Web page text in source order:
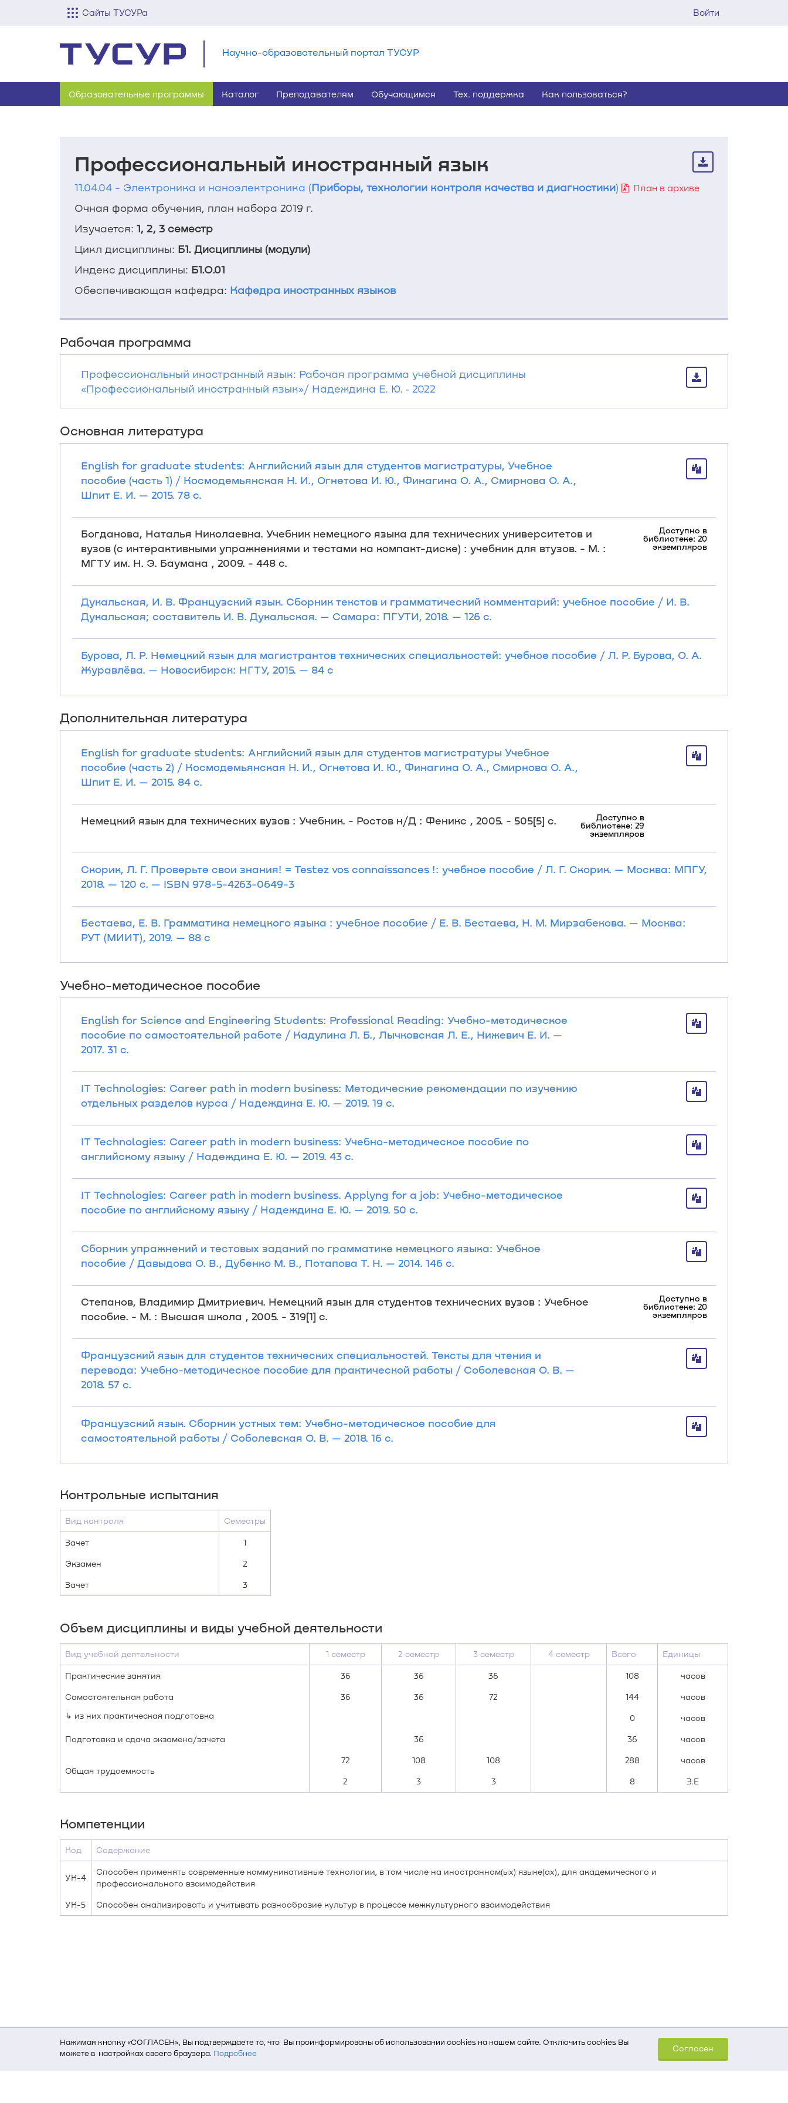
Сайты ТУСУРа Войти
Научно-образовательный портал ТУСУР
Образовательные программы Каталог Преподавателям Обучающимся Тех. поддержка Как пользоваться?
Нажимая кнопку «СОГЛАСЕН», Вы подтверждаете то, что Вы проинформированы об использовании cookies на нашем сайте. Отключить cookies Вы
можете в настройках своего браузера. Подробнее
Согласен
Профессиональный иностранный язык
11.04.04 - Электроника и наноэлектроника (Приборы, технологии контроля качества и диагностики) План в архиве
Очная форма обучения, план набора 2019 г.
Изучается: 1, 2, 3 семестр
Цикл дисциплины: Б1. Дисциплины (модули)
Индекс дисциплины: Б1.О.01
Обеспечивающая кафедра: Кафедра иностранных языков
Рабочая программа
Профессиональный иностранный язык: Рабочая программа учебной дисциплины
«Профессиональный иностранный язык»/ Надеждина Е. Ю. ‐ 2022
Основная литература
English for graduate students: Английский язык для студентов магистратуры, Учебное
пособие (часть 1) / Космодемьянская Н. И., Огнетова И. Ю., Финагина О. А., Смирнова О. А.,
Шпит Е. И. — 2015. 78 с.
Богданова, Наталья Николаевна. Учебник немецкого языка для технических университетов и
вузов (с интерактивными упражнениями и тестами на компакт-диске) : учебник для втузов. - М. :
МГТУ им. Н. Э. Баумана , 2009. - 448 с.
Доступно в
библиотеке: 20
экземпляров
Дукальская, И. В. Французский язык. Сборник текстов и грамматический комментарий: учебное пособие / И. В.
Дукальская; составитель И. В. Дукальская. — Самара: ПГУТИ, 2018. — 126 с.
Бурова, Л. Р. Немецкий язык для магистрантов технических специальностей: учебное пособие / Л. Р. Бурова, О. А.
Журавлёва. — Новосибирск: НГТУ, 2015. — 84 с
Дополнительная литература
English for graduate students: Английский язык для студентов магистратуры Учебное
пособие (часть 2) / Космодемьянская Н. И., Огнетова И. Ю., Финагина О. А., Смирнова О. А.,
Шпит Е. И. — 2015. 84 с.
Немецкий язык для технических вузов : Учебник. - Ростов н/Д : Феникс , 2005. - 505[5] с.
Доступно в
библиотеке: 29
экземпляров
Скорик, Л. Г. Проверьте свои знания! = Testez vos connaissances !: учебное пособие / Л. Г. Скорик. — Москва: МПГУ,
2018. — 120 с. — ISBN 978-5-4263-0649-3
Бестаева, Е. В. Грамматика немецкого языка : учебное пособие / Е. В. Бестаева, Н. М. Мирзабекова. — Москва:
РУТ (МИИТ), 2019. — 88 с
Учебно-методическое пособие
English for Science and Engineering Students: Professional Reading: Учебно-методическое
пособие по самостоятельной работе / Кадулина Л. Б., Лычковская Л. Е., Нижевич Е. И. —
2017. 31 с.
IT Technologies: Career path in modern business: Методические рекомендации по изучению
отдельных разделов курса / Надеждина Е. Ю. — 2019. 19 с.
IT Technologies: Career path in modern business: Учебно-методическое пособие по
английскому языку / Надеждина Е. Ю. — 2019. 43 с.
IT Technologies: Career path in modern business. Applyng for a job: Учебно-методическое
пособие по английскому языку / Надеждина Е. Ю. — 2019. 50 с.
Сборник упражнений и тестовых заданий по грамматике немецкого языка: Учебное
пособие / Давыдова О. В., Дубенко М. В., Потапова Т. Н. — 2014. 146 с.
Степанов, Владимир Дмитриевич. Немецкий язык для студентов технических вузов : Учебное
пособие. - М. : Высшая школа , 2005. - 319[1] с.
Доступно в
библиотеке: 20
экземпляров
Французский язык для студентов технических специальностей. Тексты для чтения и
перевода: Учебно-методическое пособие для практической работы / Соболевская О. В. —
2018. 57 с.
Французский язык. Сборник устных тем: Учебно-методическое пособие для
самостоятельной работы / Соболевская О. В. — 2018. 16 с.
Контрольные испытания
Вид контроля Семестры
Зачет 1
Экзамен 2
Зачет 3
Объем дисциплины и виды учебной деятельности
Вид учебной деятельности 1 семестр 2 семестр 3 семестр 4 семестр Всего Единицы
Практические занятия 36 36 36 108 часов
Самостоятельная работа 36 36 72 144
часов
↳ из них практическая подготовка
0 часов
Подготовка и сдача экзамена/зачета 36 36 часов
Общая трудоемкость
72 108 108 288 часов
2 3 3 8 З.Е
Компетенции
Код Содержание
УК-4
Способен применять современные коммуникативные технологии, в том числе на иностранном(ых) языке(ах), для академического и
профессионального взаимодействия
УК-5 Способен анализировать и учитывать разнообразие культур в процессе межкультурного взаимодействия